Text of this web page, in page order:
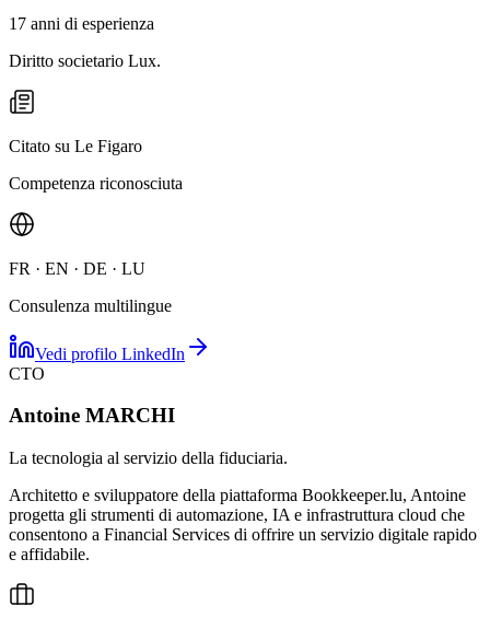
17 anni di esperienza
Diritto societario Lux.
Citato su Le Figaro
Competenza riconosciuta
FR · EN · DE · LU
Consulenza multilingue
Vedi profilo LinkedIn
CTO
Antoine MARCHI
La tecnologia al servizio della fiduciaria.
Architetto e sviluppatore della piattaforma Bookkeeper.lu, Antoine
progetta gli strumenti di automazione, IA e infrastruttura cloud che
consentono a Financial Services di offrire un servizio digitale rapido
e affidabile.